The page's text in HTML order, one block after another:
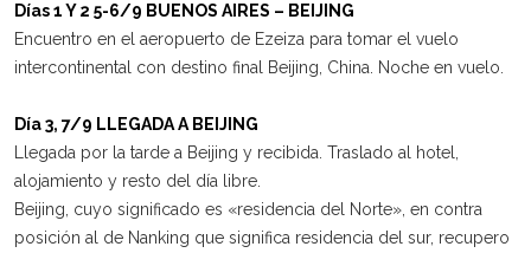
Días 1 Y 2 5-6/9 BUENOS AIRES – BEIJING
Encuentro en el aeropuerto de Ezeiza para tomar el vuelo
intercontinental con destino final Beijing, China. Noche en vuelo.
Día 3, 7/9 LLEGADA A BEIJING
Llegada por la tarde a Beijing y recibida. Traslado al hotel,
alojamiento y resto del día libre.
Beijing, cuyo significado es «residencia del Norte», en contra
posición al de Nanking que significa residencia del sur, recupero